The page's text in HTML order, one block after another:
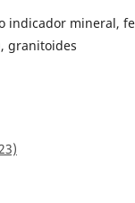
indicador mineral,
granitoides